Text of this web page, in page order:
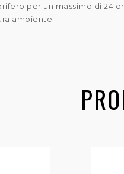
per un massimo di 24
ambiente.